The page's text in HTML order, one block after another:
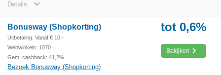
Details
Bonusway (Shopkorting)
Uitbetaling: Vanaf € 10,-
Webwinkels: 1070
Gem. cashback: 41,2%
Bezoek Bonusway (Shopkorting)
tot 0,6%
Bekijken